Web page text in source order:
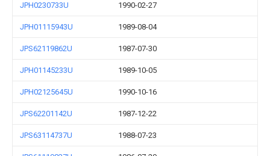
JPH0230733U 1990-02-27
JPH01115943U 1989-08-04
JPS62119862U 1987-07-30
JPH01145233U 1989-10-05
JPH02125645U 1990-10-16
JPS62201142U 1987-12-22
JPS63114737U 1988-07-23